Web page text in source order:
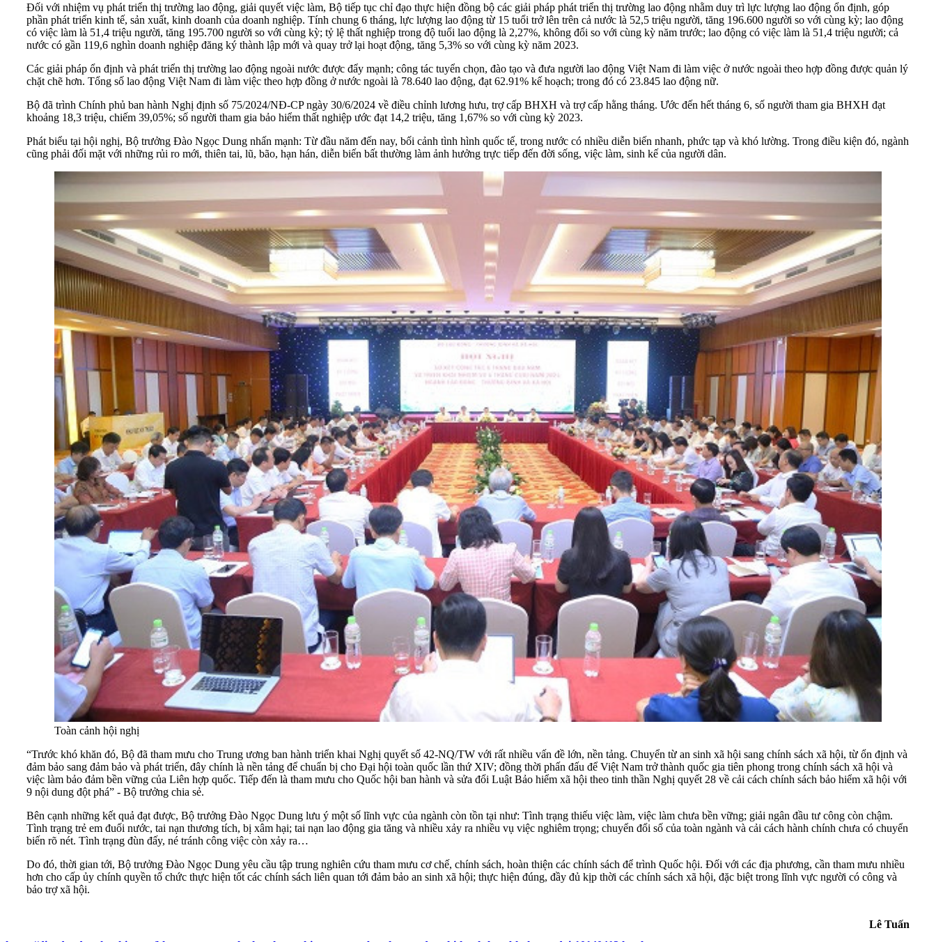
Đối với nhiệm vụ phát triển thị trường lao động, giải quyết việc làm, Bộ tiếp tục chỉ đạo thực hiện đồng bộ các giải pháp phát triển thị trường lao động nhằm duy trì lực lượng lao động ổn định, góp
phần phát triển kinh tế, sản xuất, kinh doanh của doanh nghiệp. Tính chung 6 tháng, lực lượng lao động từ 15 tuổi trở lên trên cả nước là 52,5 triệu người, tăng 196.600 người so với cùng kỳ; lao động
có việc làm là 51,4 triệu người, tăng 195.700 người so với cùng kỳ; tỷ lệ thất nghiệp trong độ tuổi lao động là 2,27%, không đổi so với cùng kỳ năm trước; lao động có việc làm là 51,4 triệu người; cả
nước có gần 119,6 nghìn doanh nghiệp đăng ký thành lập mới và quay trở lại hoạt động, tăng 5,3% so với cùng kỳ năm 2023.
Các giải pháp ổn định và phát triển thị trường lao động ngoài nước được đẩy mạnh; công tác tuyển chọn, đào tạo và đưa người lao động Việt Nam đi làm việc ở nước ngoài theo hợp đồng được quản lý
chặt chẽ hơn. Tổng số lao động Việt Nam đi làm việc theo hợp đồng ở nước ngoài là 78.640 lao động, đạt 62.91% kế hoạch; trong đó có 23.845 lao động nữ.
Bộ đã trình Chính phủ ban hành Nghị định số 75/2024/NĐ-CP ngày 30/6/2024 về điều chỉnh lương hưu, trợ cấp BHXH và trợ cấp hằng tháng. Ước đến hết tháng 6, số người tham gia BHXH đạt
khoảng 18,3 triệu, chiếm 39,05%; số người tham gia bảo hiểm thất nghiệp ước đạt 14,2 triệu, tăng 1,67% so với cùng kỳ 2023.
Phát biểu tại hội nghị, Bộ trưởng Đào Ngọc Dung nhấn mạnh: Từ đầu năm đến nay, bối cảnh tình hình quốc tế, trong nước có nhiều diễn biến nhanh, phức tạp và khó lường. Trong điều kiện đó, ngành
cũng phải đối mặt với những rủi ro mới, thiên tai, lũ, bão, hạn hán, diễn biến bất thường làm ảnh hưởng trực tiếp đến đời sống, việc làm, sinh kế của người dân.
Toàn cảnh hội nghị
“Trước khó khăn đó, Bộ đã tham mưu cho Trung ương ban hành triển khai Nghị quyết số 42-NQ/TW với rất nhiều vấn đề lớn, nền tảng. Chuyển từ an sinh xã hội sang chính sách xã hội, từ ổn định và
đảm bảo sang đảm bảo và phát triển, đây chính là nền tảng để chuẩn bị cho Đại hội toàn quốc lần thứ XIV; đồng thời phấn đấu để Việt Nam trở thành quốc gia tiên phong trong chính sách xã hội và
việc làm bảo đảm bền vững của Liên hợp quốc. Tiếp đến là tham mưu cho Quốc hội ban hành và sửa đổi Luật Bảo hiểm xã hội theo tinh thần Nghị quyết 28 về cải cách chính sách bảo hiểm xã hội với
9 nội dung đột phá” - Bộ trưởng chia sẻ.
Bên cạnh những kết quả đạt được, Bộ trưởng Đào Ngọc Dung lưu ý một số lĩnh vực của ngành còn tồn tại như: Tình trạng thiếu việc làm, việc làm chưa bền vững; giải ngân đầu tư công còn chậm.
Tình trạng trẻ em đuối nước, tai nạn thương tích, bị xâm hại; tai nạn lao động gia tăng và nhiều xảy ra nhiều vụ việc nghiêm trọng; chuyển đổi số của toàn ngành và cải cách hành chính chưa có chuyển
biến rõ nét. Tình trạng đùn đấy, né tránh công việc còn xảy ra…
Do đó, thời gian tới, Bộ trưởng Đào Ngọc Dung yêu cầu tập trung nghiên cứu tham mưu cơ chế, chính sách, hoàn thiện các chính sách để trình Quốc hội. Đối với các địa phương, cần tham mưu nhiều
hơn cho cấp ủy chính quyền tổ chức thực hiện tốt các chính sách liên quan tới đảm bảo an sinh xã hội; thực hiện đúng, đầy đủ kịp thời các chính sách xã hội, đặc biệt trong lĩnh vực người có công và
bảo trợ xã hội.
Lê Tuấn